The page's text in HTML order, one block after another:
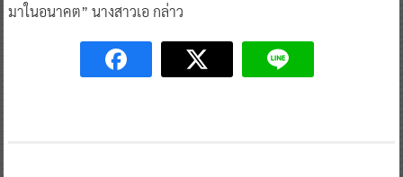
มาในอนาคต” นางสาวเอ กล่าว